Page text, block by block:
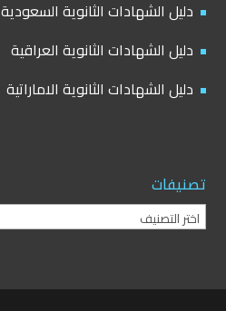
دليل الشهادات الثانوية السعودية
دليل الشهادات الثانوية العراقية
دليل الشهادات الثانوية الاماراتية
تصنيفات
تصنيفات